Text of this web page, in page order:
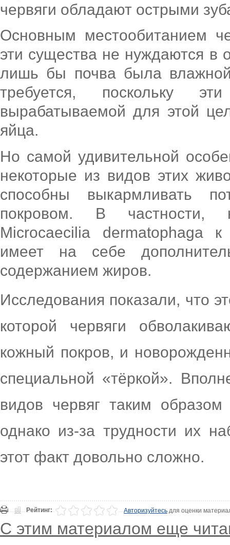
червяги обладают острыми
Основным местообитанием
эти существа не нуждаются в
лишь бы почва была
требуется, поскольку
вырабатываемой для этой
яйца.
Но самой удивительной
некоторые из видов этих
способны выкармливать
покровом. В частности,
Microcaecilia dermatophaga
имеет на себе
содержанием жиров.
Исследования показали, что
которой червяги
кожный покров, и
специальной «тёркой».
видов червяг таким
однако из-за трудности их
этот факт довольно сложно.
Рейтинг: Авторизуйтесьдля оценки
С этим материалом еще